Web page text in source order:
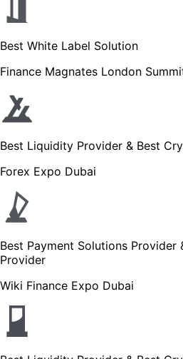
Best White Label Solution
Finance Magnates London
Best Liquidity Provider & Best
Forex Expo Dubai
Best Payment Solutions Provider
Provider
Wiki Finance Expo Dubai